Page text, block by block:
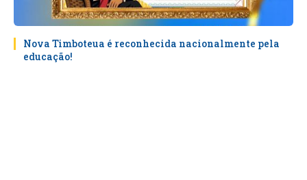
Nova Timboteua é reconhecida nacionalmente pela
educação!